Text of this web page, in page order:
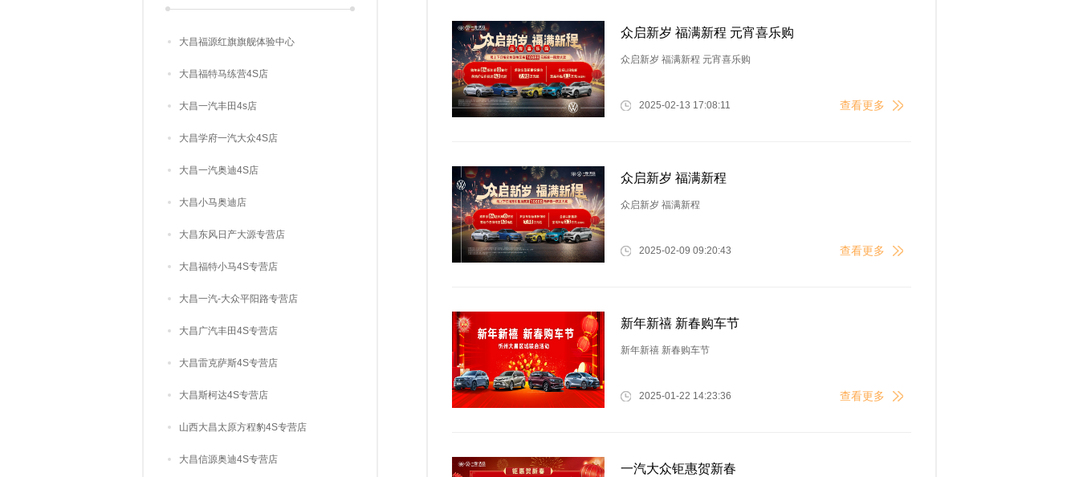
大昌福源红旗旗舰体验中心
大昌福特马练营4S店
大昌一汽丰田4s店
大昌学府一汽大众4S店
大昌一汽奥迪4S店
大昌小马奥迪店
大昌东风日产大源专营店
大昌福特小马4S专营店
大昌一汽-大众平阳路专营店
大昌广汽丰田4S专营店
大昌雷克萨斯4S专营店
大昌斯柯达4S专营店
山西大昌太原方程豹4S专营店
大昌信源奥迪4S专营店
众启新岁 福满新程 元宵喜乐购
众启新岁 福满新程 元宵喜乐购
2025-02-13 17:08:11 查看更多
众启新岁 福满新程
众启新岁 福满新程
2025-02-09 09:20:43 查看更多
新年新禧 新春购车节
新年新禧 新春购车节
2025-01-22 14:23:36 查看更多
一汽大众钜惠贺新春